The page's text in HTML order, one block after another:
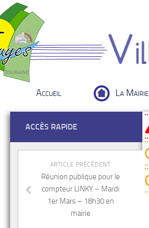
Accueil La Mairie
ACCÈS RAPIDE
ARTICLE PRÉCÉDENT
Réunion publique pour le
compteur LINKY – Mardi
1er Mars – 18h30 en
mairie